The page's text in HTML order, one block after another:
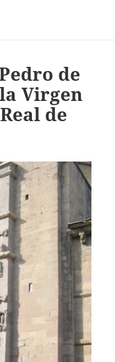
de
Virgen
de